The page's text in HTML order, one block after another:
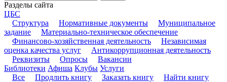
Разделы сайта
ЦБС
Структура
Нормативные документы
Муниципальное
задание
Материально-техническое обеспечение
Финансово-хозяйственная деятельность
Независимая
оценка качества услуг
Антикоррупционная деятельность
Реквизиты
Опросы
Вакансии
Библиотеки Афиша Клубы Услуги
Все
Продлить книгу Заказать книгу
Найти книгу